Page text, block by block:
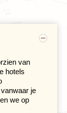
bij een
Ali.
een
het ook
bij helder
van
van
hotels
je
we op